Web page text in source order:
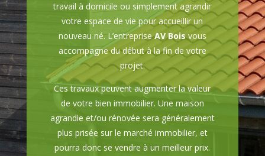
travail à domicile ou simplement agrandir
votre espace de vie pour accueillir un
nouveau né. L’entrepriseAV Boisvous
accompagne du début à la fin de votre
projet.
Ces travaux peuvent augmenter la valeur
de votre bien immobilier. Une maison
agrandie et/ou rénovée sera généralement
plus prisée sur le marché immobilier, et
pourra donc se vendre à un meilleur prix.